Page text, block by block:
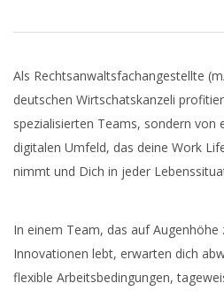
Als Rechtsanwaltsfachangestellte
deutschen Wirtschatskanzeli
spezialisierten Teams, sondern von
digitalen Umfeld, das deine Work
nimmt und Dich in jeder
In einem Team, das auf
Innovationen lebt, erwarten dich
flexible Arbeitsbedingungen,